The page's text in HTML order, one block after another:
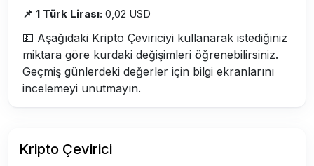
📌 1 Türk Lirası: 0,02 USD
💵 Aşağıdaki Kripto Çeviriciyi kullanarak istediğiniz
miktara göre kurdaki değişimleri öğrenebilirsiniz.
Geçmiş günlerdeki değerler için bilgi ekranlarını
incelemeyi unutmayın.
Kripto Çevirici